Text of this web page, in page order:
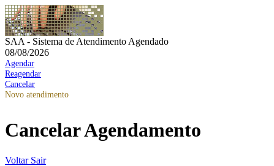
SAA - Sistema de Atendimento Agendado
08/08/2026
Agendar
Reagendar
Cancelar
Novo atendimento
Cancelar Agendamento
Voltar Sair